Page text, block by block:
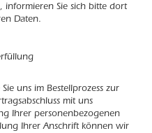
informieren Sie sich bitte dort
Daten.
uns im Bestellprozess zur
mit uns
Ihrer personenbezogenen
Ihrer Anschrift können wir